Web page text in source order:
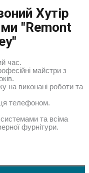
Хутір
"Remont
час.
майстри з
на виконані роботи та
телефоном.
та всіма
фурнітури.